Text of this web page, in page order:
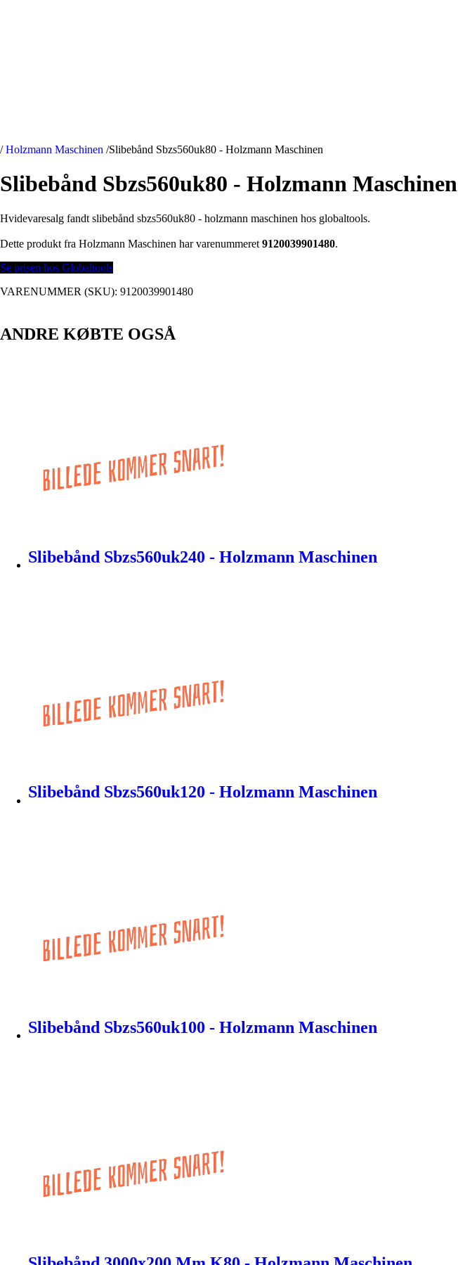
/ Holzmann Maschinen /Slibebånd Sbzs560uk80 - Holzmann Maschinen
Slibebånd Sbzs560uk80 - Holzmann Maschinen
Hvidevaresalg fandt slibebånd sbzs560uk80 - holzmann maschinen hos globaltools.
Dette produkt fra Holzmann Maschinen har varenummeret 9120039901480.
Se prisen hos Globaltools
VARENUMMER (SKU): 9120039901480
ANDRE KØBTE OGSÅ
Slibebånd Sbzs560uk240 - Holzmann Maschinen
Slibebånd Sbzs560uk120 - Holzmann Maschinen
Slibebånd Sbzs560uk100 - Holzmann Maschinen